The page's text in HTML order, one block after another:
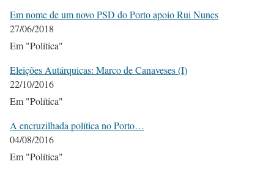
Em nome de um novo PSD do Porto apoio Rui Nunes
27/06/2018
Em "Política"
Eleições Autárquicas: Marco de Canaveses (I)
22/10/2016
Em "Política"
A encruzilhada política no Porto…
04/08/2016
Em "Política"